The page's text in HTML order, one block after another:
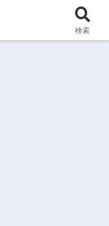
検索